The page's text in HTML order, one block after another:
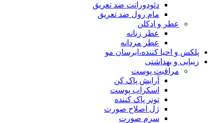
دئودورانت ضد تعریق
مام رول ضد تعریق
عطر و ادکلن
عطر زنانه
عطر مردانه
پلکس و احیا کننده،ابرسان مو
زیبایی و بهداشتی
مراقبت پوست
آرایش پاک کن
اسکراب پوست
تونر پاک کننده
ژل اصلاح صورت
سرم صورت